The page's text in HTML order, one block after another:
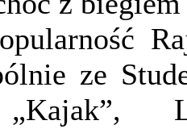
ze
„Kajak”,